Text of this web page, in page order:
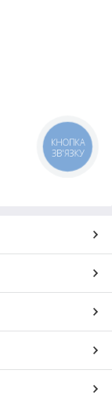
КНОПКА
ЗВ'ЯЗКУ